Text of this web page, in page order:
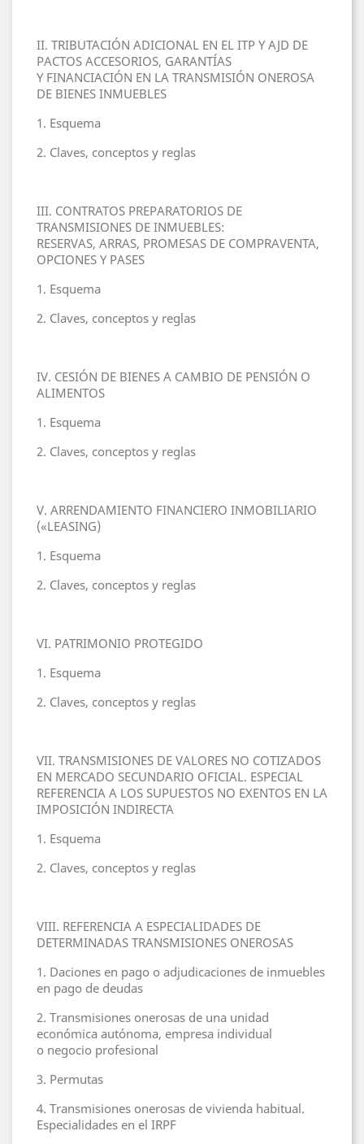
II. TRIBUTACIÓN ADICIONAL EN EL ITP Y AJD DE
PACTOS ACCESORIOS, GARANTÍAS
Y FINANCIACIÓN EN LA TRANSMISIÓN ONEROSA
DE BIENES INMUEBLES
1. Esquema
2. Claves, conceptos y reglas
III. CONTRATOS PREPARATORIOS DE
TRANSMISIONES DE INMUEBLES:
RESERVAS, ARRAS, PROMESAS DE COMPRAVENTA,
OPCIONES Y PASES
1. Esquema
2. Claves, conceptos y reglas
IV. CESIÓN DE BIENES A CAMBIO DE PENSIÓN O
ALIMENTOS
1. Esquema
2. Claves, conceptos y reglas
V. ARRENDAMIENTO FINANCIERO INMOBILIARIO
(«LEASING)
1. Esquema
2. Claves, conceptos y reglas
VI. PATRIMONIO PROTEGIDO
1. Esquema
2. Claves, conceptos y reglas
VII. TRANSMISIONES DE VALORES NO COTIZADOS
EN MERCADO SECUNDARIO OFICIAL. ESPECIAL
REFERENCIA A LOS SUPUESTOS NO EXENTOS EN LA
IMPOSICIÓN INDIRECTA
1. Esquema
2. Claves, conceptos y reglas
VIII. REFERENCIA A ESPECIALIDADES DE
DETERMINADAS TRANSMISIONES ONEROSAS
1. Daciones en pago o adjudicaciones de inmuebles
en pago de deudas
2. Transmisiones onerosas de una unidad
económica autónoma, empresa individual
o negocio profesional
3. Permutas
4. Transmisiones onerosas de vivienda habitual.
Especialidades en el IRPF